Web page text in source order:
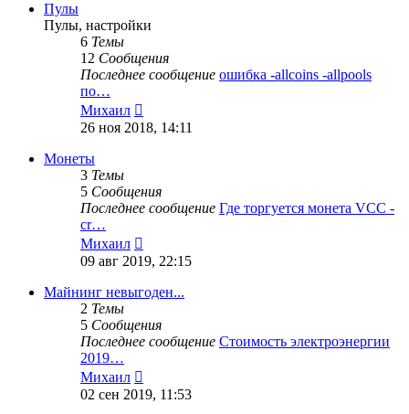
Пулы
Пулы, настройки
6 Темы
12 Сообщения
Последнее сообщение ошибка -allcoins -allpools
по…
Михаил
к
26 ноя 2018, 14:11
Монеты
3 Темы
5 Сообщения
Последнее сообщение Где торгуется монета VCC -
cr…
Михаил
к
сообщению
09 авг 2019, 22:15
Майнинг невыгоден...
2 Темы
5 Сообщения
Последнее сообщение Стоимость электроэнергии
2019…
Михаил
к
02 сен 2019, 11:53